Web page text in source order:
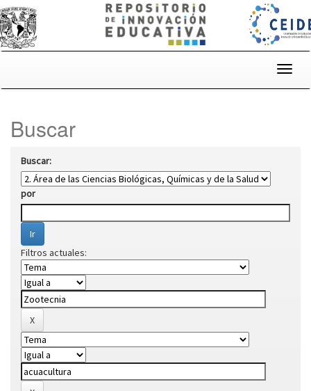
Buscar
Buscar:
por
Filtros actuales: